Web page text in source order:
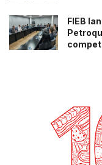
FIEB